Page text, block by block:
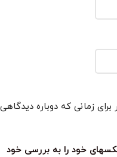
زمانی که دوباره دیدگاهی
خود را به بررسی خود